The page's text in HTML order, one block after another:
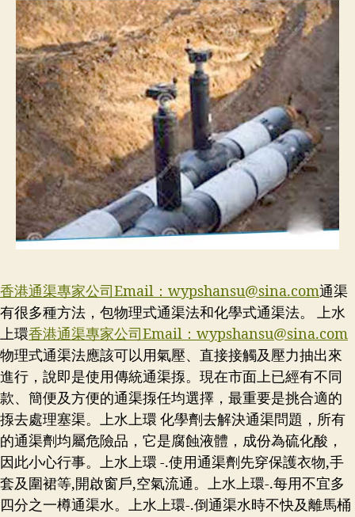
香港通渠專家公司Email： wypshansu@sina.com通渠
有很多種方法，包物理式通渠法和化學式通渠法。 上水
上環香港通渠專家公司Email： wypshansu@sina.com
物理式通渠法應該可以用氣壓、直接接觸及壓力抽出來
進行，說即是使用傳統通渠揼。現在市面上已經有不同
款、簡便及方便的通渠揼任均選擇，最重要是挑合適的
揼去處理塞渠。上水上環 化學劑去解決通渠問題，所有
的通渠劑均屬危險品，它是腐蝕液體，成份為硫化酸，
因此小心行事。上水上環 -.使用通渠劑先穿保護衣物,手
套及圍裙等,開啟窗戶,空氣流通。上水上環-.每用不宜多
四分之一樽通渠水。上水上環-.倒通渠水時不快及離馬桶